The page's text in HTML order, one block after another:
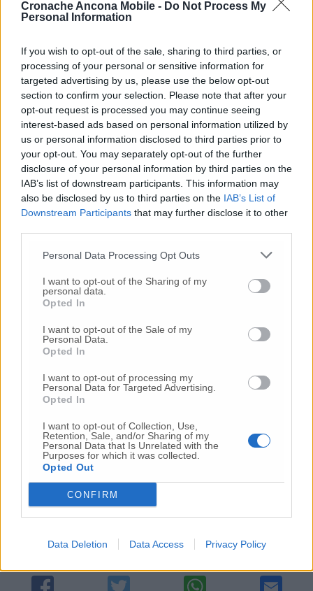
Cronache Ancona Mobile - Do Not Process My
Personal Information
If you wish to opt-out of the sale, sharing to third parties, or
processing of your personal or sensitive information for
targeted advertising by us, please use the below opt-out
section to confirm your selection. Please note that after your
opt-out request is processed you may continue seeing
interest-based ads based on personal information utilized by
us or personal information disclosed to third parties prior to
your opt-out. You may separately opt-out of the further
disclosure of your personal information by third parties on the
IAB’s list of downstream participants. This information may
also be disclosed by us to third parties on the IAB’s List of
Downstream Participants that may further disclose it to other
Personal Data Processing Opt Outs
I want to opt-out of the Sharing of my
personal data.
Opted In
I want to opt-out of the Sale of my
Personal Data.
Opted In
I want to opt-out of processing my
Personal Data for Targeted Advertising.
Opted In
I want to opt-out of Collection, Use,
Retention, Sale, and/or Sharing of my
Personal Data that Is Unrelated with the
Purposes for which it was collected.
Opted Out
CONFIRM
Data Deletion Data Access Privacy Policy
migliorare la qualità dell’aria dei quartieri
in transito. L’interrogazione che ho presentato
– prosegue – oltre a chiedere al Ministro che
venga messa al più presto la parola fine
all’uscita ovest per procedere speditamente
alla individuazione e progettazione di una
nuova strada efficiente e rispettosa
dell’ambiente, chiede anche di fare luce su
quanto accaduto in questi anni e su eventuali
responsabilità per un progetto
grossolanamente sbagliato che ha fatto
perdere tempo, soldi e salute ai cittadini
in sottopasso: la rivoluzione Torrette di
Mancinelli
Nel 2020 il lungomare nord Incognita
collegamento porto-A14
Grandi opere: progetti fermi ad un anno dalla
firma di Delrio
© RIPRODUZIONE RISERVATA
Vai alla home